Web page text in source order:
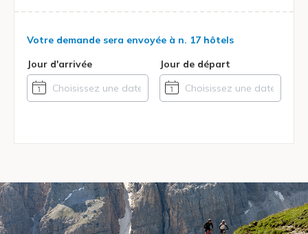
Votre demande sera envoyée à n. 17 hôtels
Jour d'arrivée
Jour de départ